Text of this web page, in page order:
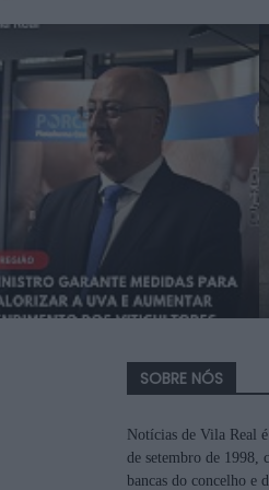
SOBRE NÓS
Notícias de Vila Real
de setembro de 1998,
bancas do concelho e